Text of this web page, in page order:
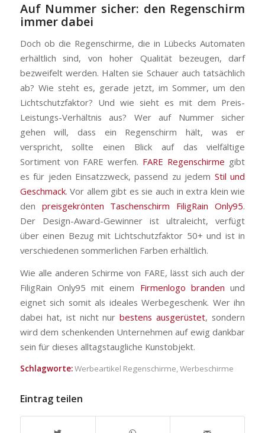
Auf Nummer sicher: den Regenschirm
immer dabei
Doch ob die Regenschirme, die in Lübecks Automaten
erhältlich sind, von hoher Qualität bezeugen, darf
bezweifelt werden. Halten sie Schauer auch tatsächlich
ab? Wie steht es, gerade jetzt, im Sommer, um den
Lichtschutzfaktor? Und wie sieht es mit dem Preis-
Leistungs-Verhältnis aus? Wer auf Nummer sicher
gehen will, dass ein Regenschirm hält, was er
verspricht, sollte einen Blick auf das vielfältige
Sortiment von FARE werfen. FARE Regenschirme gibt
es für jeden Einsatzzweck, passend zu jedem Stil und
Geschmack. Vor allem gibt es sie auch in extra klein wie
den preisgekrönten Taschenschirm FiligRain Only95.
Der Design-Award-Gewinner ist ultraleicht, verfügt
über einen Bezug mit Lichtschutzfaktor 50+ und ist in
verschiedenen sommerlichen Farben erhältlich.
Wie alle anderen Schirme von FARE, lässt sich auch der
FiligRain Only95 mit einem Firmenlogo branden und
eignet sich somit als ideales Werbegeschenk. Wer ihn
dabei hat, ist nicht nurbestens ausgerüstet, sondern
wird dem schenkenden Unternehmen auf ewig dankbar
sein für dieses alltagstaugliche Kunstobjekt.
Schlagworte:Werbeartikel Regenschirme,Werbeschirme
Eintrag teilen